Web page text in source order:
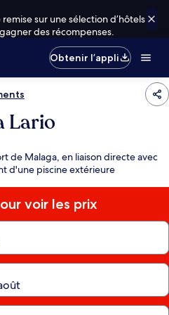
sur une sélection d’hôtels
des récompenses.
Obtenir l’appli
Lario
de Malaga, en liaison directe avec
d'une piscine extérieure
voir les prix